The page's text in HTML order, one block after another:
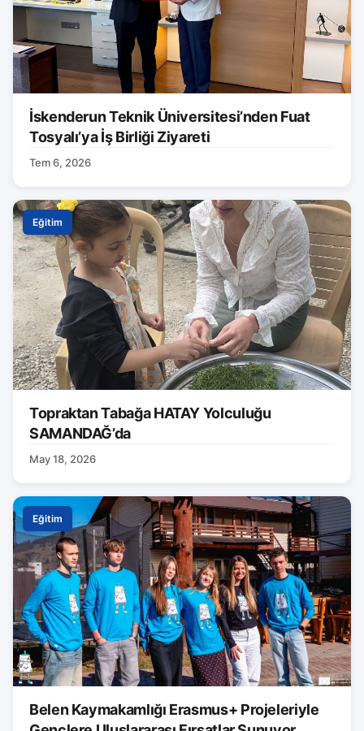
İskenderun Teknik Üniversitesi’nden Fuat
Tosyalı’ya İş Birliği Ziyareti
Tem 6, 2026
Eğitim
Topraktan Tabağa HATAY Yolculuğu
SAMANDAĞ’da
May 18, 2026
Eğitim
Belen Kaymakamlığı Erasmus+ Projeleriyle